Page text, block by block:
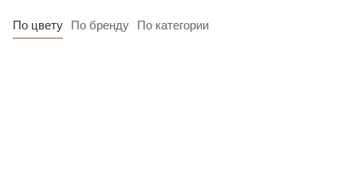
По цвету По бренду По категории